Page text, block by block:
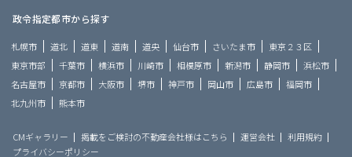
政令指定都市から探す
札幌市 道北 道東 道南 道央 仙台市 さいたま市
東京２３区
東京市部
千葉市 横浜市 川崎市 相模原市 新潟市 静岡市
浜松市
名古屋市
京都市 大阪市 堺市 神戸市 岡山市 広島市
福岡市
北九州市
熊本市
CMギャラリー 掲載をご検討の不動産会社様はこちら 運営会社
利用規約
プライバシーポリシー